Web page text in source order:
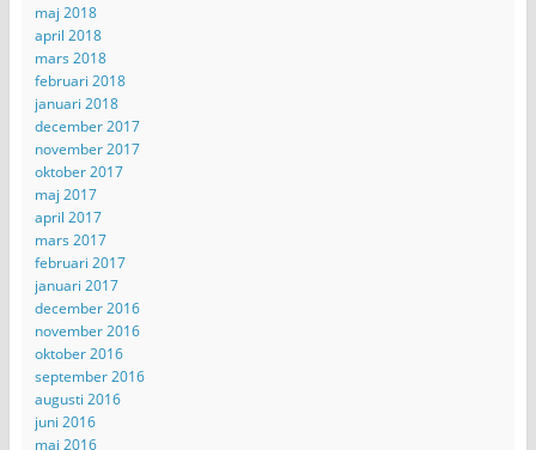
maj 2018
april 2018
mars 2018
februari 2018
januari 2018
december 2017
november 2017
oktober 2017
maj 2017
april 2017
mars 2017
februari 2017
januari 2017
december 2016
november 2016
oktober 2016
september 2016
augusti 2016
juni 2016
maj 2016